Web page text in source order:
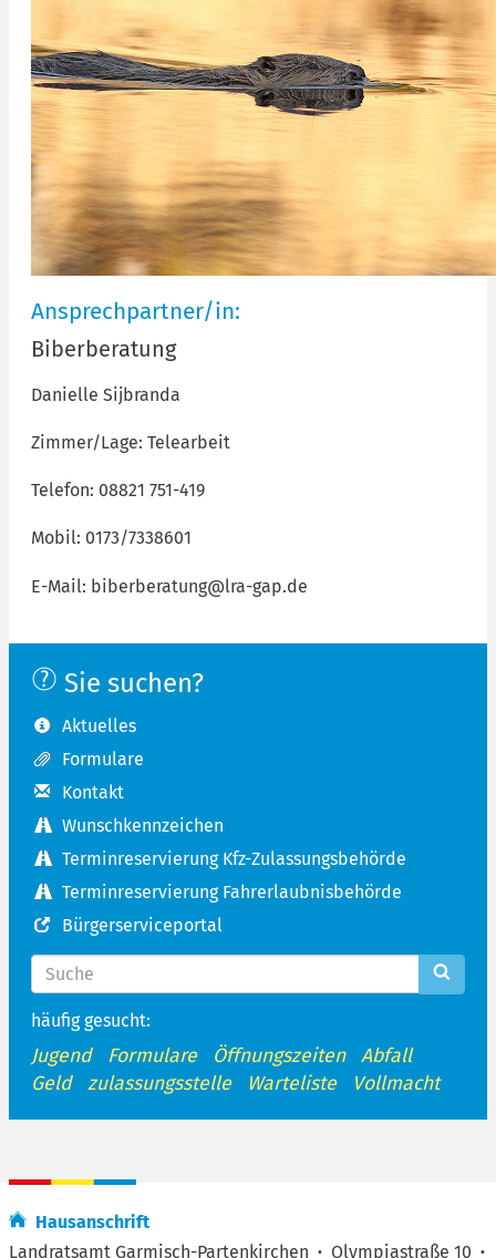
Ansprechpartner/in:
Biberberatung
Danielle Sijbranda
Zimmer/Lage: Telearbeit
Telefon: 08821 751-419
Mobil: 0173/7338601
E-Mail: biberberatung@lra-gap.de
Sie suchen?
Aktuelles
Formulare
Kontakt
Wunschkennzeichen
Terminreservierung Kfz-Zulassungsbehörde
Terminreservierung Fahrerlaubnisbehörde
Bürgerserviceportal
häufig gesucht:
Jugend Formulare Öffnungszeiten
Abfall
Geld
zulassungsstelle Warteliste Vollmacht
Hausanschrift
Landratsamt Garmisch-Partenkirchen · Olympiastraße 10 ·